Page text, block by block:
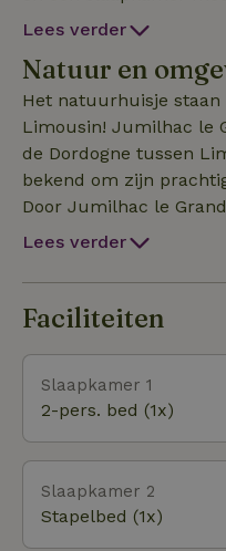
vindt je een massage
aanwezig. Het huisje is
televisie en uitgerust
hoogseizoen tevens
Lees verder
Natuur en
Het natuurhuisje
Limousin! Jumilhac le
de Dordogne tussen
bekend om zijn
Door Jumilhac le
waar men o.a kan
wandelend en
bos, weilande met
deze landelijke, lieflijke
geschikt dus voor jong
natuurhuisje gaan
zo alle leuke plekjes
willen ontdekken. Voor
je terecht in de nabije
een Lidl in St Yrieix la
Lees verder
Faciliteiten
Slaapkamer 1
2-pers. bed (1x)
Slaapkamer 2
Stapelbed (1x)